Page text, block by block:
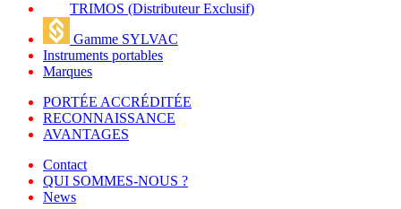
TRIMOS (Distributeur Exclusif)
Gamme SYLVAC
Instruments portables
Marques
PORTÉE ACCRÉDITÉE
RECONNAISSANCE
AVANTAGES
Contact
QUI SOMMES-NOUS ?
News